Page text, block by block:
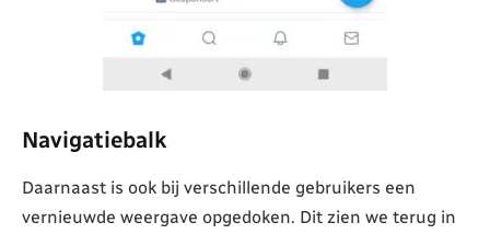
Navigatiebalk
Daarnaast is ook bij verschillende gebruikers een
vernieuwde weergave opgedoken. Dit zien we terug in